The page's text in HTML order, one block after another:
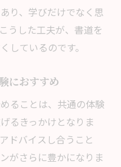
り、学びだけでなく思
うした工夫が、書道を
しているのです。
におすすめ
ることは、共通の体験
るきっかけとなりま
ドバイスし合うこと
がさらに豊かになりま